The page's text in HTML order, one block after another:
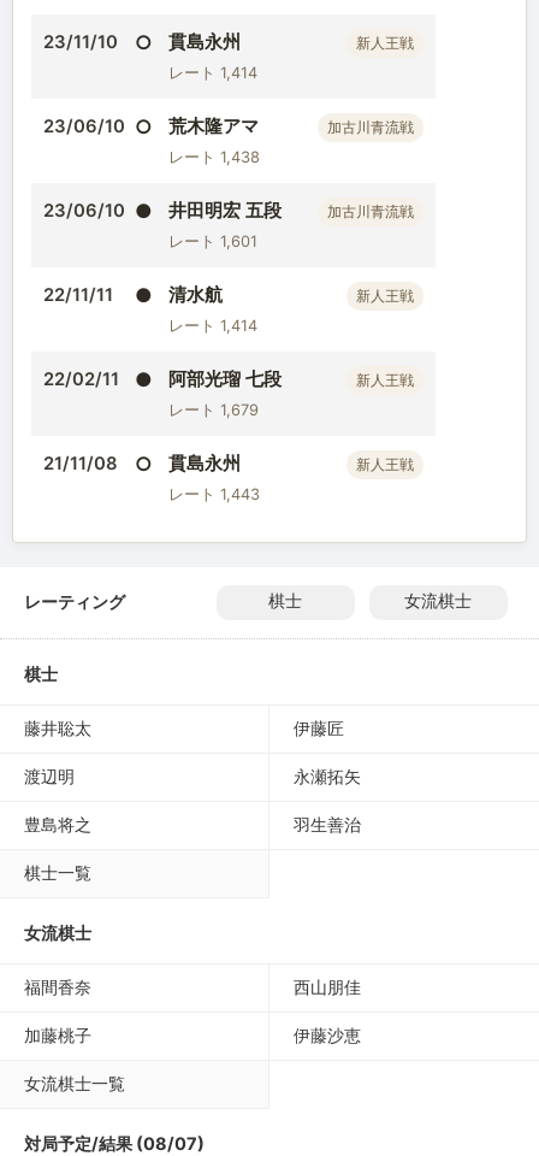
23/11/10 ○ 貫島永州
レート 1,414
新人王戦
23/06/10 ○ 荒木隆アマ
レート 1,438
加古川青流戦
23/06/10 ● 井田明宏 五段
レート 1,601
加古川青流戦
22/11/11 ● 清水航
レート 1,414
新人王戦
22/02/11 ● 阿部光瑠 七段
レート 1,679
新人王戦
21/11/08 ○ 貫島永州
レート 1,443
新人王戦
レーティング 棋士 女流棋士
棋士
藤井聡太 伊藤匠
渡辺明 永瀬拓矢
豊島将之 羽生善治
棋士一覧
女流棋士
福間香奈 西山朋佳
加藤桃子 伊藤沙恵
女流棋士一覧
対局予定/結果 (08/07)